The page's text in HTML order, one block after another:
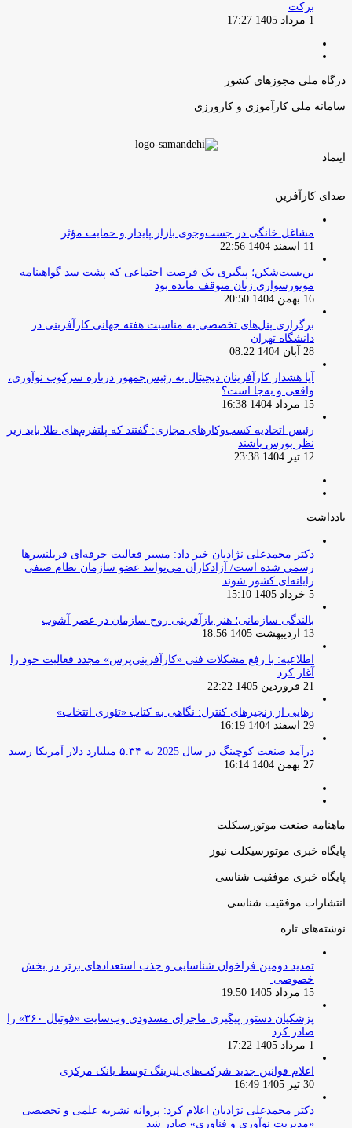
برکت
1 مرداد 1405 17:27
درگاه ملی مجوزهای کشور
سامانه ملی کارآموزی و کارورزی
اینماد
صدای کارآفرین
مشاغل خانگی در جست‌وجوی بازار پایدار و حمایت مؤثر
11 اسفند 1404 22:56
بن‌بست‌شکن؛ پیگیری یک فرصت اجتماعی که پشت سد گواهینامه
موتورسواری زنان متوقف مانده بود
16 بهمن 1404 20:50
برگزاری پنل‌های تخصصی به مناسبت هفته جهانی کارآفرینی در
دانشگاه تهران
28 آبان 1404 08:22
آیا هشدار کارآفرینان دیجیتال به رئیس‌جمهور درباره سرکوب نوآوری،
واقعی و به‌جا است؟
15 مرداد 1404 16:38
‏رئیس اتحادیه کسب‌وکارهای مجازی: گفتند که پلتفرم‌های طلا باید زیر
نظر بورس باشند
12 تیر 1404 23:38
یادداشت
دکتر محمدعلی نژادیان خبر داد: مسیر فعالیت حرفه‌ای فریلنسرها
رسمی شده است/ آزادکاران می‌توانند عضو سازمان نظام صنفی
رایانه‌ای کشور شوند
5 خرداد 1405 15:10
بالندگی سازمانی؛ هنر بازآفرینی روح سازمان در عصر آشوب
13 اردیبهشت 1405 18:56
اطلاعیه: با رفع مشکلات فنی «کارآفرینی‌پرس» مجدد فعالیت خود را
آغاز کرد
21 فروردین 1405 22:22
رهایی از زنجیرهای کنترل: نگاهی به کتاب «تئوری انتخاب»
29 اسفند 1404 16:19
درآمد صنعت کوچینگ در سال 2025 به ۵.۳۴ میلیارد دلار آمریکا رسید
27 بهمن 1404 16:14
ماهنامه صنعت موتورسیکلت
پایگاه خبری موتورسیکلت نیوز
پایگاه خبری موفقیت شناسی
انتشارات موفقیت شناسی
نوشته‌های تازه
تمدید دومین فراخوان شناسایی و جذب استعدادهای برتر در بخش
خصوصی
15 مرداد 1405 19:50
پزشکیان دستور پیگیری ماجرای مسدودی وب‌سایت «فوتبال ۳۶۰» را
صادر کرد
1 مرداد 1405 17:22
اعلام قوانین جدید شرکت‌های لیزینگ توسط بانک مرکزی
30 تیر 1405 16:49
دکتر محمدعلی نژادیان اعلام کرد: پروانه نشریه علمی و تخصصی
«مدیریت نوآوری و فناوری» صادر شد